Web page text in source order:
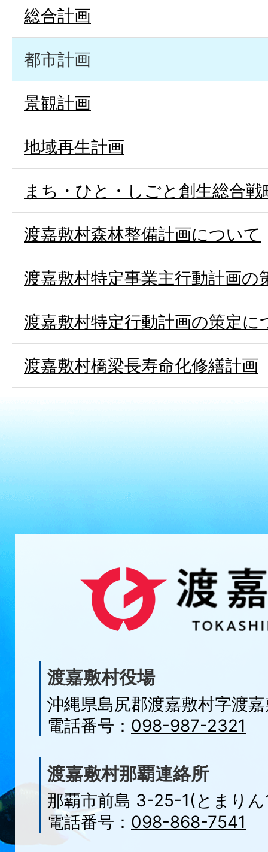
総合計画
都市計画
景観計画
地域再生計画
まち・ひと・しごと創生総合戦
渡嘉敷村森林整備計画について
渡嘉敷村特定事業主行動計画の
渡嘉敷村特定行動計画の策定に
渡嘉敷村橋梁長寿命化修繕計画
渡嘉敷村役場
沖縄県島尻郡渡嘉敷村字渡
電話番号： 098-987-2321
渡嘉敷村那覇連絡所
那覇市前島 3-25-1(とまりん
電話番号： 098-868-7541